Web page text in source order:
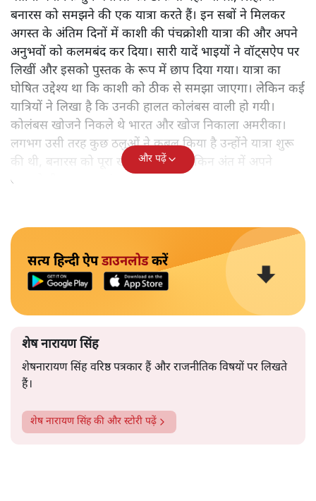
बनारस को समझने की एक यात्रा करते हैं। इन सबों ने मिलकर
अगस्त के अंतिम दिनों में काशी की पंचक्रोशी यात्रा की और अपने
अनुभवों को कलमबंद कर दिया। सारी यादें भाइयों ने वॉट्सऐप पर
लिखीं और इसको पुस्तक के रूप में छाप दिया गया। यात्रा का
घोषित उद्देश्य था कि काशी को ठीक से समझा जाएगा। लेकिन कई
यात्रियों ने लिखा है कि उनकी हालत कोलंबस वाली हो गयी।
कोलंबस खोजने निकले थे भारत और खोज निकाला अमरीका।
लगभग उसी तरह कुछ ठलुओं ने कुबूल किया है उन्होंने यात्रा शुरू
की थी, बनारस को पूरा खोजने के लिए लेकिन अंत में अपने
आपको ही समझकर संतुष्ट हो गए।
और पढ़ें
सत्य हिन्दी ऐपडाउनलोडकरें
शेष नारायण सिंह
शेषनारायण सिंह वरिष्ठ पत्रकार हैं और राजनीतिक विषयों पर लिखते
हैं।
शेष नारायण सिंहकी और स्टोरी पढ़ें